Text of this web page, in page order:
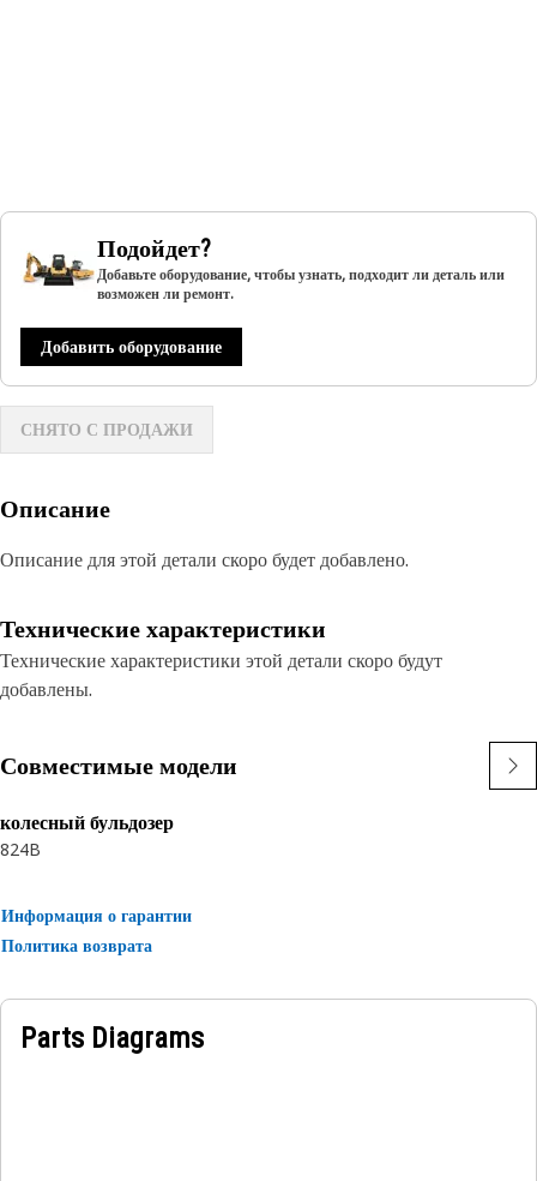
Подойдет?
Добавьте оборудование, чтобы узнать, подходит ли деталь или
возможен ли ремонт.
Добавить оборудование
СНЯТО С ПРОДАЖИ
Описание
Описание для этой детали скоро будет добавлено.
Технические характеристики
Технические характеристики этой детали скоро будут
добавлены.
Совместимые модели
колесный бульдозер
824B
Информация о гарантии
Политика возврата
Parts Diagrams